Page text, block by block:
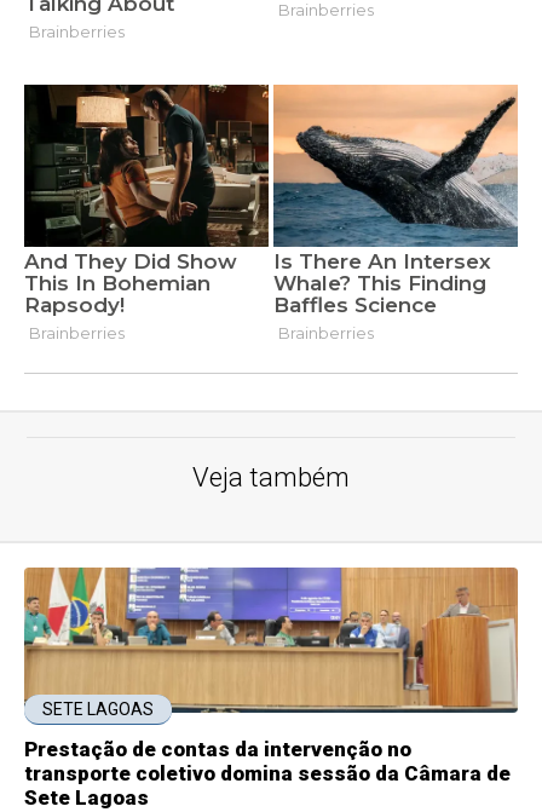
Veja também
SETE LAGOAS
Prestação de contas da intervenção no
transporte coletivo domina sessão da Câmara de
Sete Lagoas